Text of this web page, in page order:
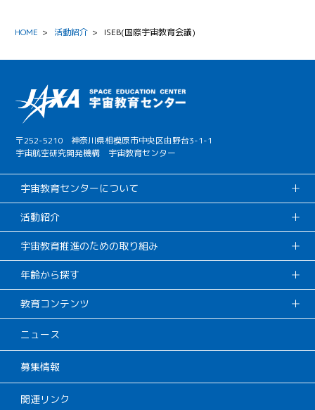
HOME > 活動紹介 > ISEB(国際宇宙教育会議)
〒252-5210 神奈川県相模原市中央区由野台3-1-1
宇宙航空研究開発機構 宇宙教育センター
宇宙教育センターについて
活動紹介
宇宙教育推進のための取り組み
年齢から探す
教育コンテンツ
ニュース
募集情報
関連リンク